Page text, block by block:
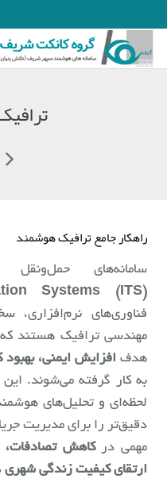
اخبار شرکت
درباره ما
راهکار جامع ترافیک هوشمند
سامانه‌های
Systems (ITS)
فناوری‌های نرم‌افزاری،
مهندسی ترافیک هستند
هدف افزایش ایمنی،
به کار گرفته می‌شوند. این
لحظه‌ای و تحلیل‌های
دقیق‌تر را برای مدیریت
مهمی درکاهش تصادفات،
ارتقای کیفیت زندگی شهری